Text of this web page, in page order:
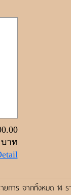
บาท
ยการ จากทั้งหมด 14 ร